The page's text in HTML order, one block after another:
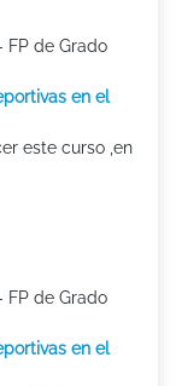
FP de Grado
en el
este curso ,en
FP de Grado
en el